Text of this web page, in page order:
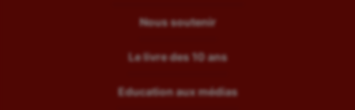
Nous soutenir
Le livre des 10 ans
Education aux médias